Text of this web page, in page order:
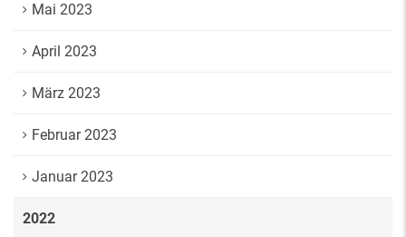
Mai 2023
April 2023
März 2023
Februar 2023
Januar 2023
2022